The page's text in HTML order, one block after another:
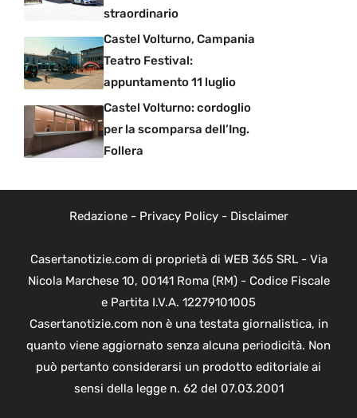
straordinario
Castel Volturno, Campania
Teatro Festival:
appuntamento 11 luglio
Castel Volturno: cordoglio
per la scomparsa dell’Ing.
Follera
Redazione- Privacy Policy- Disclaimer
Casertanotizie.com di proprietà di WEB 365 SRL - Via
Nicola Marchese 10, 00141 Roma (RM) - Codice Fiscale
e Partita I.V.A. 12279101005
Casertanotizie.com non è una testata giornalistica, in
quanto viene aggiornato senza alcuna periodicità. Non
può pertanto considerarsi un prodotto editoriale ai
sensi della legge n. 62 del 07.03.2001